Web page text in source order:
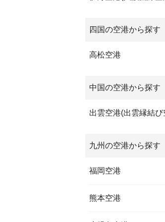
四国の空港から探す
高松空港
中国の空港から探す
出雲空港(出雲縁結び
九州の空港から探す
福岡空港
熊本空港